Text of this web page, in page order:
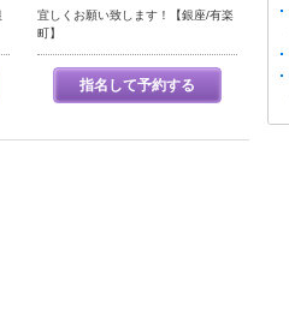
宜しくお願い致します！【銀座/有楽
町】
指名して予約する